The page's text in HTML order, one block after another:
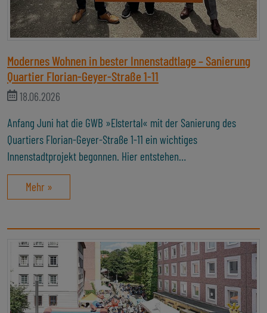
Modernes Wohnen in bester Innenstadtlage – Sanierung
Quartier Florian-Geyer-Straße 1-11
18.06.2026
Anfang Juni hat die GWB »Elstertal« mit der Sanierung des
Quartiers Florian-Geyer-Straße 1-11 ein wichtiges
Innenstadtprojekt begonnen. Hier entstehen…
Mehr »